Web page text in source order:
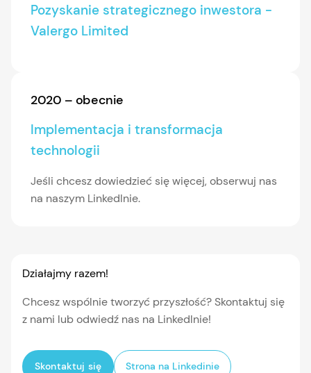
Pozyskanie strategicznego inwestora -
Valergo Limited
2020 – obecnie
Implementacja i transformacja
technologii
Jeśli chcesz dowiedzieć się więcej, obserwuj nas
na naszym LinkedInie.
Działajmy razem!
Chcesz wspólnie tworzyć przyszłość? Skontaktuj się
z nami lub odwiedź nas na LinkedInie!
Skontaktuj się Strona na Linkedinie